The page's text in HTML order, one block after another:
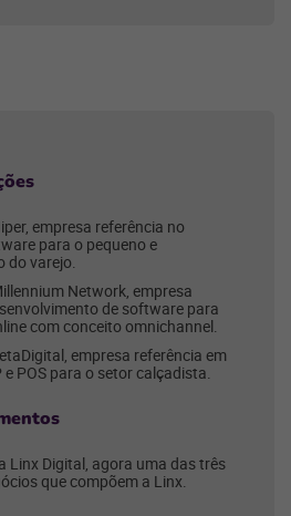
empresa referência no
para o pequeno e
do varejo.
Network, empresa
de software para
com conceito omnichannel.
empresa referência em
e POS para o setor calçadista.
Linx Digital, agora uma das três
que compõem a Linx.